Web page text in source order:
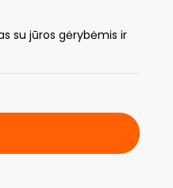
su jūros gėrybėmis ir